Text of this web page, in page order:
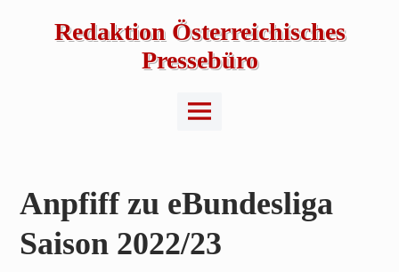
Redaktion Österreichisches
Pressebüro
Main
Menu
Anpfiff zu eBundesliga
Saison 2022/23